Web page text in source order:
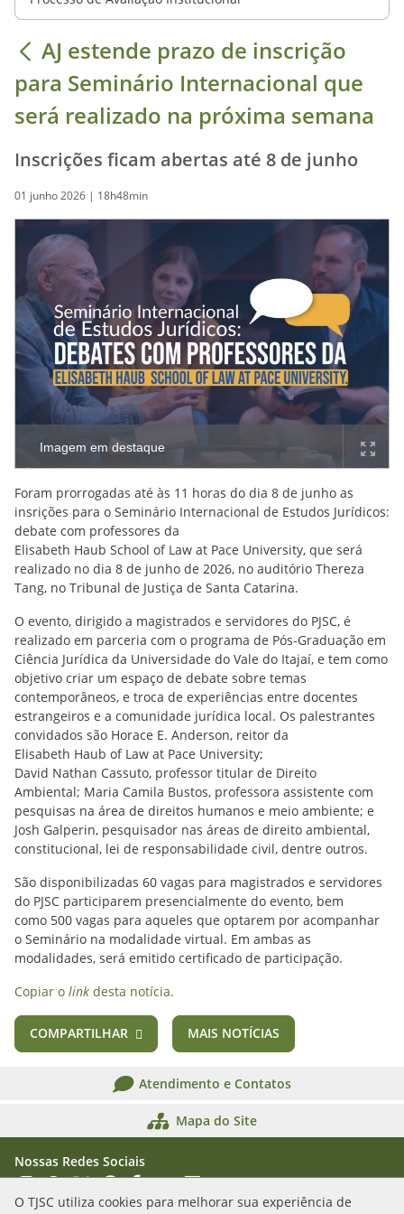
O TJSC utiliza cookies para melhorar sua experiência de
AJ estende prazo de inscrição
para Seminário Internacional que
será realizado na próxima semana
Inscrições ficam abertas até 8 de junho
01 junho 2026 | 18h48min
Imagem em destaque
Foram prorrogadas até às 11 horas do dia 8 de junho as
insrições para o Seminário Internacional de Estudos Jurídicos:
debate com professores da
Elisabeth Haub School of Law at Pace University, que será
realizado no dia 8 de junho de 2026, no auditório Thereza
Tang, no Tribunal de Justiça de Santa Catarina.
O evento, dirigido a magistrados e servidores do PJSC, é
realizado em parceria com o programa de Pós-Graduação em
Ciência Jurídica da Universidade do Vale do Itajaí, e tem como
objetivo criar um espaço de debate sobre temas
contemporâneos, e troca de experiências entre docentes
estrangeiros e a comunidade jurídica local. Os palestrantes
convidados são Horace E. Anderson, reitor da
Elisabeth Haub of Law at Pace University;
David Nathan Cassuto, professor titular de Direito
Ambiental; Maria Camila Bustos, professora assistente com
pesquisas na área de direitos humanos e meio ambiente; e
Josh Galperin, pesquisador nas áreas de direito ambiental,
constitucional, lei de responsabilidade civil, dentre outros.
São disponibilizadas 60 vagas para magistrados e servidores
do PJSC participarem presencialmente do evento, bem
como 500 vagas para aqueles que optarem por acompanhar
o Seminário na modalidade virtual. Em ambas as
modalidades, será emitido certificado de participação.
Copiar o link desta notícia.
COMPARTILHAR MAIS NOTÍCIAS
Atendimento e Contatos
Mapa do Site
Nossas Redes Sociais
Acessar Instagram
Acessar WhatsApp
Acessar XAcessar Threads
Acessar Facebook
Acessar YouTube
Acessar Flickr
Acessar SoundCloud